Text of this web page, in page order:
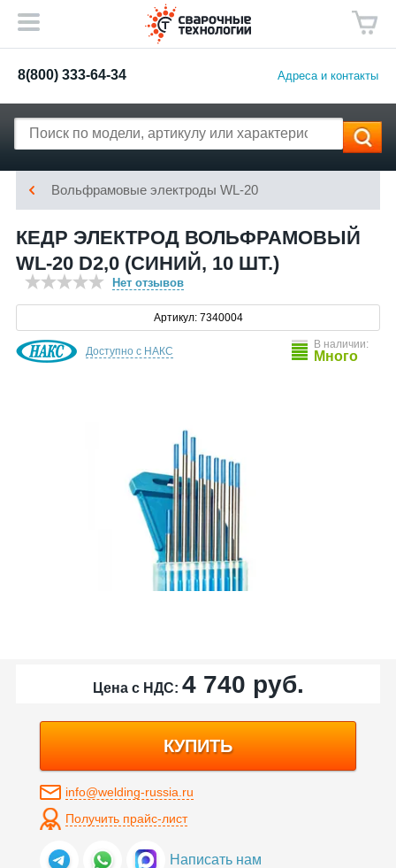
8(800) 333-64-34 Адреса и контакты
Вольфрамовые электроды WL-20
КЕДР ЭЛЕКТРОД ВОЛЬФРАМОВЫЙ
WL-20 D2,0 (СИНИЙ, 10 ШТ.)
Нет отзывов
Артикул: 7340004
Доступно с НАКС
В наличии:
Много
Цена с НДС: 4 740 руб.
КУПИТЬ
info@welding-russia.ru
Получить прайс-лист
Написать нам